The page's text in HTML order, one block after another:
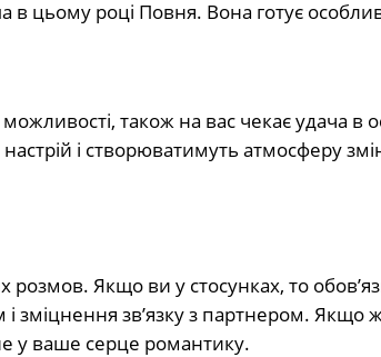
в цьому році Повня. Вона готує
також на вас чекає удача в
і створюватимуть атмосферу
розмов. Якщо ви у стосунках, то
зміцнення зв’язку з партнером. Якщо
у ваше серце романтику.